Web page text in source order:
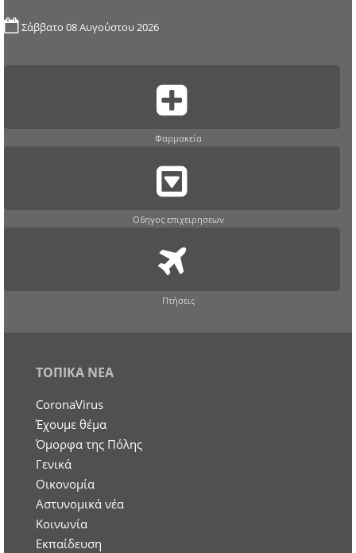
Σάββατο 08 Αυγούστου 2026
Φαρμακεία
Οδηγος επιχειρησεων
Πτήσεις
ΤΟΠΙΚΑ ΝΕΑ
CoronaVirus
Έχουμε θέμα
Όμορφα της Πόλης
Γενικά
Οικονομία
Aστυνομικά νέα
Κοινωνία
Εκπαίδευση